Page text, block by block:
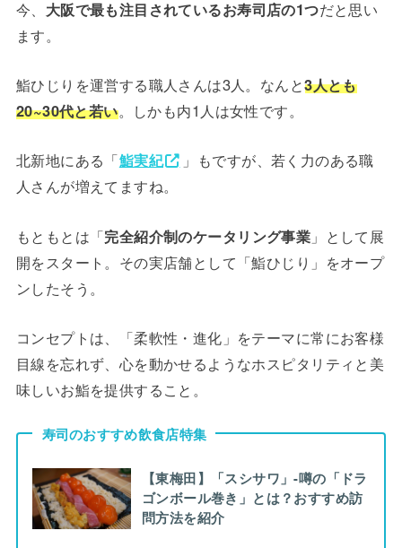
今、 大阪で最も注目されているお寿司店の1つだと思い
ます。
鮨ひじりを運営する職人さんは3人。なんと3人とも
20~30代と若い。しかも内1人は女性です。
北新地にある「鮨実紀
」もですが、若く力のある職
人さんが増えてますね。
もともとは「完全紹介制のケータリング事業 」として展
開をスタート。その実店舗として「鮨ひじり」をオープ
ンしたそう。
コンセプトは、「柔軟性・進化」をテーマに常にお客様
目線を忘れず、心を動かせるようなホスピタリティと美
味しいお鮨を提供すること。
寿司のおすすめ飲食店特集
【東梅田】「スシサワ」-噂の「ドラ
ゴンボール巻き」とは？おすすめ訪
問方法を紹介